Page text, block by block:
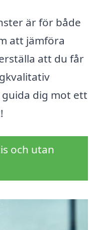
är för både
att jämföra
att du får
dig mot ett
och utan